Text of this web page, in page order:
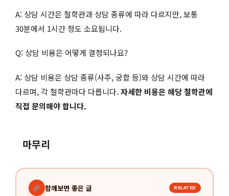
A: 상담 시간은 철학관과 상담 종류에 따라 다르지만, 보통
30분에서 1시간 정도 소요됩니다.
Q: 상담 비용은 어떻게 결정되나요?
A: 상담 비용은 상담 종류(사주, 궁합 등)와 상담 시간에 따라
다르며, 각 철학관마다 다릅니다. 자세한 비용은 해당 철학관에
직접 문의해야 합니다.
마무리
함께보면 좋은 글 RELATED